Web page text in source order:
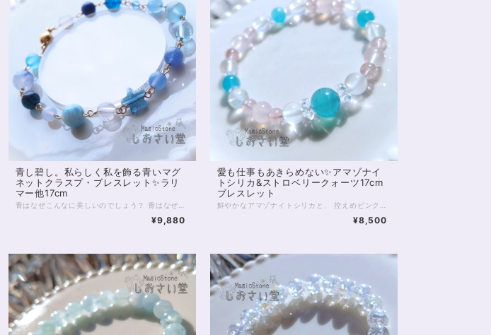
青し碧し。私らしく私を飾る青いマグ
ネットクラスプ・ブレスレット✨ラリ
マー他17cm
¥9,880
愛も仕事もあきらめない✨アマゾナイ
トシリカ&ストロベリークォーツ17cm
ブレスレット
¥8,500